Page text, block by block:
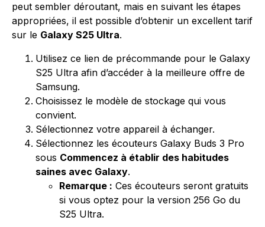
peut sembler déroutant, mais en suivant les étapes
appropriées, il est possible d’obtenir un excellent tarif
sur le Galaxy S25 Ultra.
Utilisez ce lien de précommande pour le Galaxy
S25 Ultra afin d’accéder à la meilleure offre de
Samsung.
Choisissez le modèle de stockage qui vous
convient.
Sélectionnez votre appareil à échanger.
Sélectionnez les écouteurs Galaxy Buds 3 Pro
sous Commencez à établir des habitudes
saines avec Galaxy.
Remarque : Ces écouteurs seront gratuits
si vous optez pour la version 256 Go du
S25 Ultra.